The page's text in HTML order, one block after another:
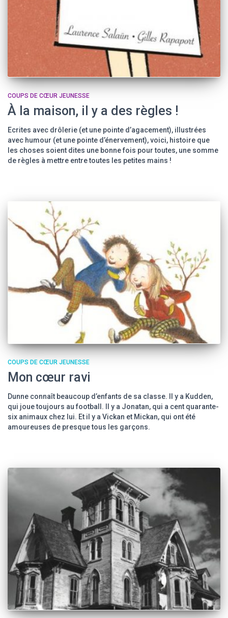
COUPS DE CŒUR JEUNESSE
À la maison, il y a des règles !
Ecrites avec drôlerie (et une pointe d’agacement), illustrées
avec humour (et une pointe d’énervement), voici, histoire que
les choses soient dites une bonne fois pour toutes, une somme
de règles à mettre entre toutes les petites mains !
COUPS DE CŒUR JEUNESSE
Mon cœur ravi
Dunne connaît beaucoup d’enfants de sa classe. Il y a Kudden,
qui joue toujours au football. Il y a Jonatan, qui a cent quarante-
six animaux chez lui. Et il y a Vickan et Mickan, qui ont été
amoureuses de presque tous les garçons.